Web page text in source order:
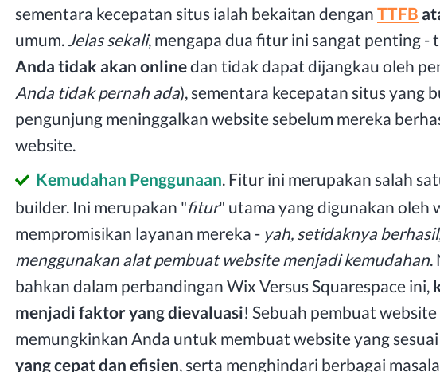
sementara kecepatan situs ialah bekaitan dengan TTFB
umum. Jelas sekali, mengapa dua fitur ini sangat penting -
Anda tidak akan onlinedan tidak dapat dijangkau oleh
Anda tidak pernah ada), sementara kecepatan situs yang
pengunjung meninggalkan website sebelum mereka
website.
Kemudahan Penggunaan. Fitur ini merupakan salah
builder. Ini merupakan "fitur" utama yang digunakan oleh
mempromisikan layanan mereka - yah, setidaknya
menggunakan alat pembuat website menjadi kemudahan.
bahkan dalam perbandingan Wix Versus Squarespace ini,
menjadi faktor yang dievaluasi! Sebuah pembuat
memungkinkan Anda untuk membuat website yang
yang cepat dan efisien, serta menghindari berbagai